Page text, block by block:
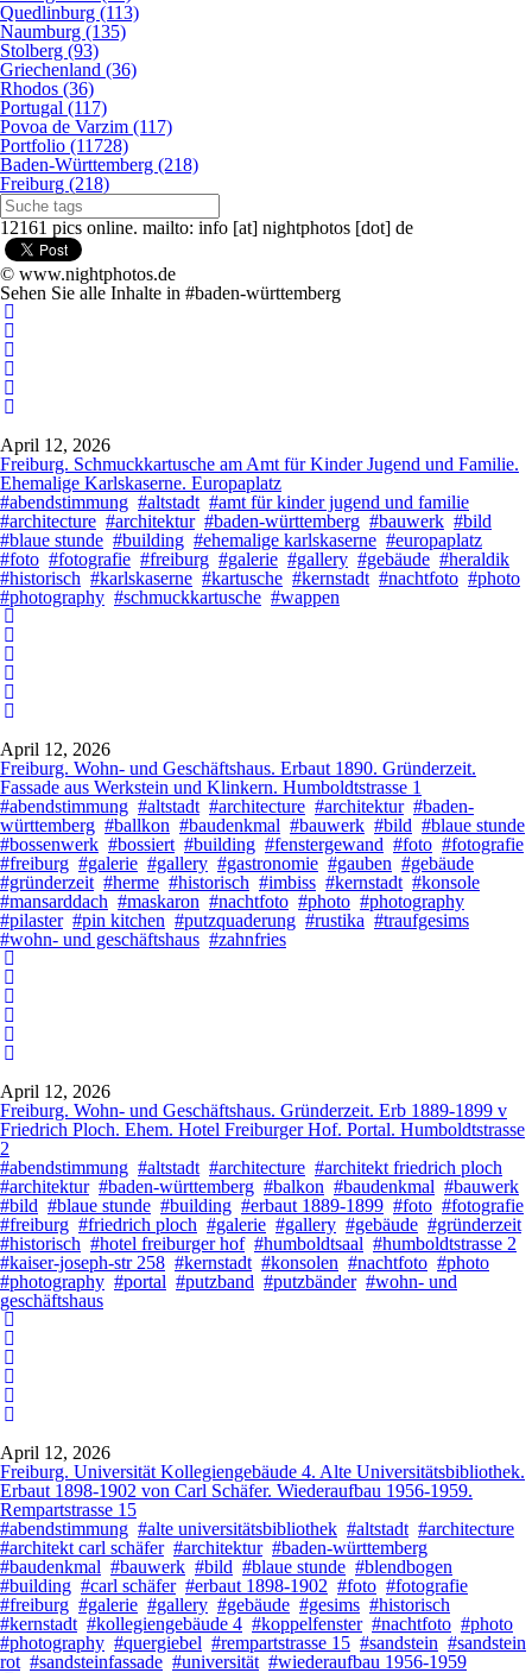
Quedlinburg (113)
Naumburg (135)
Stolberg (93)
Griechenland (36)
Rhodos (36)
Portugal (117)
Povoa de Varzim (117)
Portfolio (11728)
Baden-Württemberg (218)
Freiburg (218)
12161 pics online. mailto: info [at] nightphotos [dot] de
© www.nightphotos.de
Sehen Sie alle Inhalte in #baden-württemberg
April 12, 2026
Freiburg. Schmuckkartusche am Amt für Kinder Jugend und Familie.
Ehemalige Karlskaserne. Europaplatz
#abendstimmung #altstadt #amt für kinder jugend und familie
#architecture #architektur #baden-württemberg #bauwerk #bild
#blaue stunde #building #ehemalige karlskaserne #europaplatz
#foto #fotografie #freiburg #galerie #gallery #gebäude #heraldik
#historisch #karlskaserne #kartusche #kernstadt #nachtfoto #photo
#photography #schmuckkartusche #wappen
April 12, 2026
Freiburg. Wohn- und Geschäftshaus. Erbaut 1890. Gründerzeit.
Fassade aus Werkstein und Klinkern. Humboldtstrasse 1
#abendstimmung #altstadt #architecture #architektur #baden-
württemberg #ballkon #baudenkmal #bauwerk #bild #blaue stunde
#bossenwerk #bossiert #building #fenstergewand #foto #fotografie
#freiburg #galerie #gallery #gastronomie #gauben #gebäude
#gründerzeit #herme #historisch #imbiss #kernstadt #konsole
#mansarddach #maskaron #nachtfoto #photo #photography
#pilaster #pin kitchen #putzquaderung #rustika #traufgesims
#wohn- und geschäftshaus #zahnfries
April 12, 2026
Freiburg. Wohn- und Geschäftshaus. Gründerzeit. Erb 1889-1899 v
Friedrich Ploch. Ehem. Hotel Freiburger Hof. Portal. Humboldtstrasse
2
#abendstimmung #altstadt #architecture #architekt friedrich ploch
#architektur #baden-württemberg #balkon #baudenkmal #bauwerk
#bild #blaue stunde #building #erbaut 1889-1899 #foto #fotografie
#freiburg #friedrich ploch #galerie #gallery #gebäude #gründerzeit
#historisch #hotel freiburger hof #humboldtsaal #humboldtstrasse 2
#kaiser-joseph-str 258 #kernstadt #konsolen #nachtfoto #photo
#photography #portal #putzband #putzbänder #wohn- und
geschäftshaus
April 12, 2026
Freiburg. Universität Kollegiengebäude 4. Alte Universitätsbibliothek.
Erbaut 1898-1902 von Carl Schäfer. Wiederaufbau 1956-1959.
Rempartstrasse 15
#abendstimmung #alte universitätsbibliothek #altstadt #architecture
#architekt carl schäfer #architektur #baden-württemberg
#baudenkmal #bauwerk #bild #blaue stunde #blendbogen
#building #carl schäfer #erbaut 1898-1902 #foto #fotografie
#freiburg #galerie #gallery #gebäude #gesims #historisch
#kernstadt #kollegiengebäude 4 #koppelfenster #nachtfoto #photo
#photography #quergiebel #rempartstrasse 15 #sandstein #sandstein
rot #sandsteinfassade #universität #wiederaufbau 1956-1959